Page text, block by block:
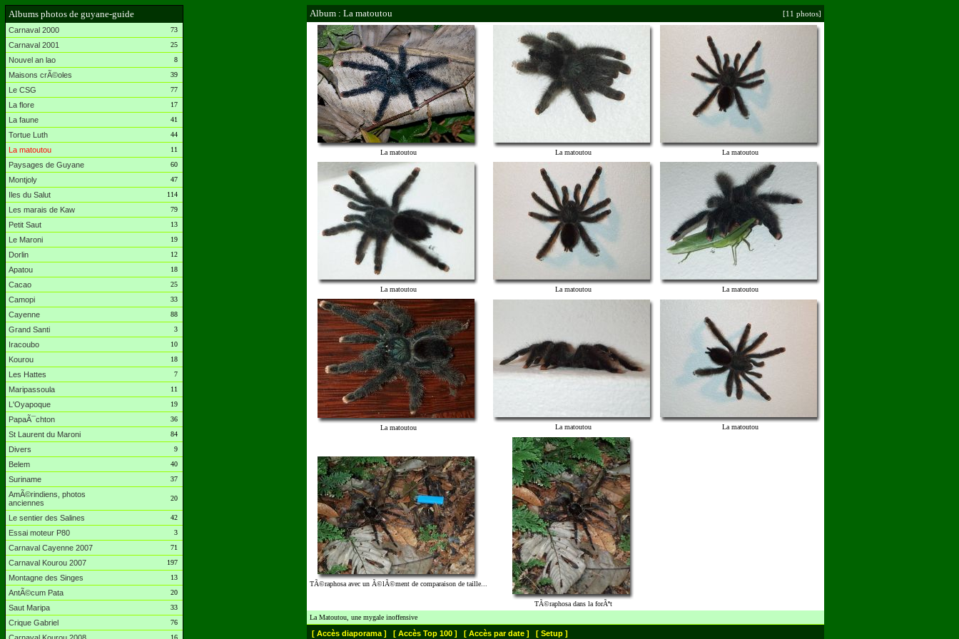
Albums photos de guyane-guide
Carnaval 2000 73
Carnaval 2001 25
Nouvel an lao 8
Maisons crÃ©oles 39
Le CSG 77
La flore 17
La faune 41
Tortue Luth 44
La matoutou 11
Paysages de Guyane 60
Montjoly 47
Iles du Salut 114
Les marais de Kaw 79
Petit Saut 13
Le Maroni 19
Dorlin 12
Apatou 18
Cacao 25
Camopi 33
Cayenne 88
Grand Santi 3
Iracoubo 10
Kourou 18
Les Hattes 7
Maripassoula 11
L'Oyapoque 19
PapaÃ¯chton 36
St Laurent du Maroni 84
Divers 9
Belem 40
Suriname 37
AmÃ©rindiens, photos
anciennes
20
Le sentier des Salines 42
Essai moteur P80 3
Carnaval Cayenne 2007 71
Carnaval Kourou 2007 197
Montagne des Singes 13
AntÃ©cum Pata 20
Saut Maripa 33
Crique Gabriel 76
16
Album : La matoutou [11 photos]
La matoutou La matoutou La matoutou
La matoutou La matoutou La matoutou
La matoutou La matoutou La matoutou
TÃ©raphosa avec un Ã©lÃ©ment de comparaison de taille...
TÃ©raphosa dans la forÃªt
La Matoutou, une mygale inoffensive
[ Accès diaporama ] [ Accès Top 100 ] [ Accès par date ] [ Setup ]